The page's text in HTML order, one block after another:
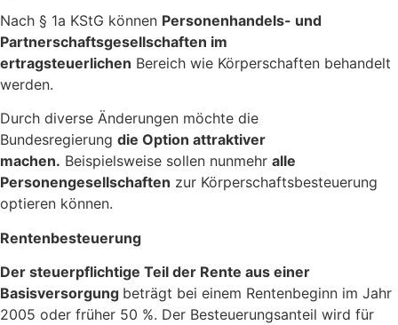
Nach § 1a KStG können Personenhandels- und
Partnerschaftsgesellschaften im
ertragsteuerlichen Bereich wie Körperschaften behandelt
werden.
Durch diverse Änderungen möchte die
Bundesregierung die Option attraktiver
machen. Beispielsweise sollen nunmehr alle
Personengesellschaften zur Körperschaftsbesteuerung
optieren können.
Rentenbesteuerung
Der steuerpflichtige Teil der Rente aus einer
Basisversorgung beträgt bei einem Rentenbeginn im Jahr
2005 oder früher 50 %. Der Besteuerungsanteil wird für